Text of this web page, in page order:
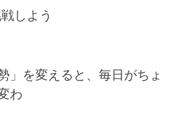
しよう
」を変えると、毎日がちょ
わ